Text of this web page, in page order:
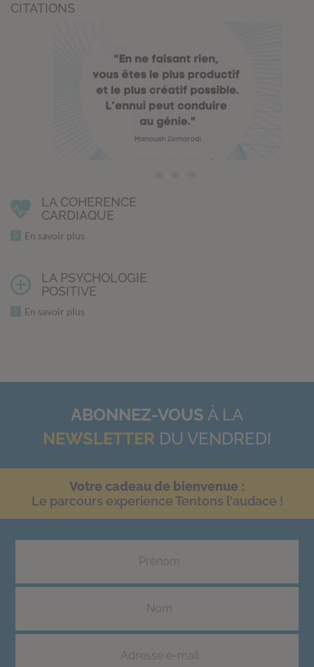
CITATIONS
LA COHERENCE
CARDIAQUE
En savoir plus
LA PSYCHOLOGIE
POSITIVE
En savoir plus
ABONNEZ-VOUS À LA
NEWSLETTER DU VENDREDI
Votre cadeau de bienvenue :
Le parcours experience Tentons l'audace !